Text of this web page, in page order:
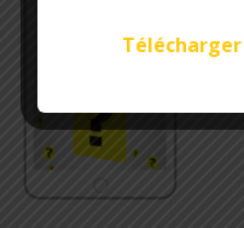
Télécharger